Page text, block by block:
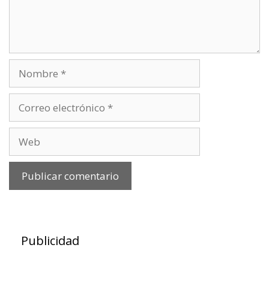
Nombre
Correo
electrónico
Web
Publicidad